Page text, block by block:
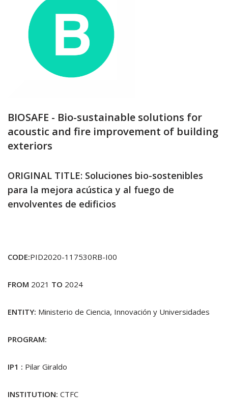
BIOSAFE - Bio-sustainable solutions for
acoustic and fire improvement of building
exteriors
ORIGINAL TITLE: Soluciones bio-sostenibles
para la mejora acústica y al fuego de
envolventes de edificios
CODE:PID2020-117530RB-I00
FROM 2021 TO 2024
ENTITY: Ministerio de Ciencia, Innovación y Universidades
PROGRAM:
IP1 : Pilar Giraldo
INSTITUTION: CTFC